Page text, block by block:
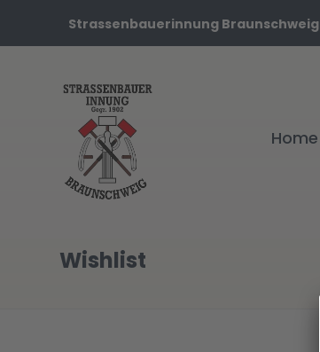
Strassenbauerinnung Braunschweig
Home
Wishlist